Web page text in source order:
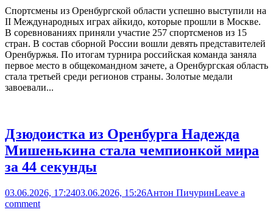
Спортсмены из Оренбургской области успешно выступили на
II Международных играх айкидо, которые прошли в Москве.
В соревнованиях приняли участие 257 спортсменов из 15
стран. В состав сборной России вошли девять представителей
Оренбуржья. По итогам турнира российская команда заняла
первое место в общекомандном зачете, а Оренбургская область
стала третьей среди регионов страны. Золотые медали
завоевали...
Дзюдоистка из Оренбурга Надежда
Мишенькина стала чемпионкой мира
за 44 секунды
03.06.2026, 17:2403.06.2026, 15:26Антон ПичуринLeave a
comment